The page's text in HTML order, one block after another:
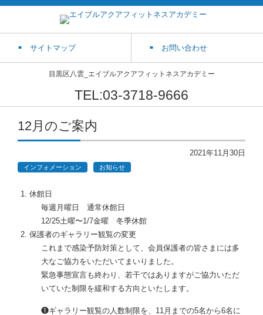
サイトマップ お問い合わせ
目黒区八雲_エイブルアクアフィットネスアカデミー
TEL:03-3718-9666
12月のご案内
2021年11月30日
インフォメーション お知らせ
休館日
毎週月曜日 通常休館日
12/25土曜〜1/7金曜 冬季休館
保護者のギャラリー観覧の変更
これまで感染予防対策として、会員保護者の皆さまには多
大なご協力をいただいてまいりました。
緊急事態宣言も終わり、若干ではありますがご協力いただ
いていた制限を緩和する方向といたします。
❶ギャラリー観覧の人数制限を、11月までの5名から6名に